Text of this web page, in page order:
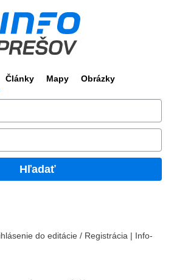
Články Mapy Obrázky
Hľadať
do editácie / Registrácia | Info-